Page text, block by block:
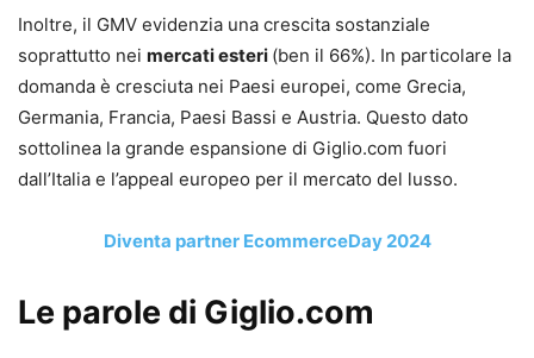
Inoltre, il GMV evidenzia una crescita sostanziale
soprattutto nei mercati esteri (ben il 66%). In particolare la
domanda è cresciuta nei Paesi europei, come Grecia,
Germania, Francia, Paesi Bassi e Austria. Questo dato
sottolinea la grande espansione di Giglio.com fuori
dall’Italia e l’appeal europeo per il mercato del lusso.
Diventa partner EcommerceDay 2024
Le parole di Giglio.com